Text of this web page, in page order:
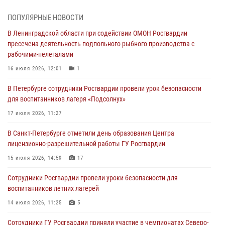
также оказали доврачебную помощь пострадавшим
03 августа 2026, 14:15 3 1
Росгвардейцы приняли участие в Большом семейном фестивале
03 августа 2026, 13:26
В Ленинградской области сотрудники Росгвардии обнаружили
пропавшего мальчика с нарушением слуха и помогли ему вернуться
домой
В Санкт-Петербурге при содействии СОБР Росгвардии задержаны
подозреваемые в мошеннических действиях
Сотрудники ГУ Росгвардии приняли участие в чемпионатах Северо-
Западного округа войск национальной гвардии РФ по спортивному и
ПОПУЛЯРНЫЕ НОВОСТИ
В Ленинградской области при содействии ОМОН Росгвардии
пресечена деятельность подпольного рыбного производства с
рабочими-нелегалами
16 июля 2026, 12:01 1
В Петербурге сотрудники Росгвардии провели урок безопасности
для воспитанников лагеря «Подсолнух»
17 июля 2026, 11:27
В Санкт-Петербурге отметили день образования Центра
лицензионно-разрешительной работы ГУ Росгвардии
15 июля 2026, 14:59 17
Сотрудники Росгвардии провели уроки безопасности для
воспитанников летних лагерей
14 июля 2026, 11:25 5
Сотрудники ГУ Росгвардии приняли участие в чемпионатах Северо-